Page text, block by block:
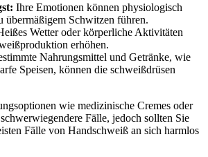
Ihre Emotionen können physiologisch‌
übermäßigem Schwitzen führen.
Wetter oder körperliche Aktivitäten
erhöhen.
Nahrungsmittel ​und Getränke, ​wie​
Speisen, ⁢können​ die⁣ schweißdrüsen⁢
wie ‍medizinische Cremes oder
Fälle, jedoch ​sollten Sie
Fälle von Handschweiß an sich harmlos